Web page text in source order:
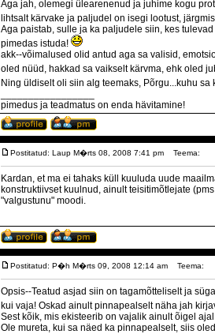
Aga jah, olemegi ülearenenud ja juhime kogu
lihtsalt kärvake ja paljudel on isegi lootust,
Aga paistab, sulle ja ka paljudele siin, kes
pimedas istuda!
akk--võimalused olid antud aga sa valisid,
oled nüüd, hakkad sa vaikselt kärvma, ehk oled
Ning üldiselt oli siin alg teemaks, Põrgu...kuhu sa
pimedus ja teadmatus on enda hävitamine!
Postitatud: Laup M�rts 08, 2008 7:41 pm Teema:
Kardan, et ma ei tahaks küll kuuluda uude
konstruktiivset kuulnud, ainult teisitimõtlejate
"valgustunu" moodi.
Postitatud: P�h M�rts 09, 2008 12:14 am Teema:
Opsis--Teatud asjad siin on tagamõtteliselt ja
kui vaja! Oskad ainult pinnapealselt näha jah
Sest kõik, mis ekisteerib on vajalik ainult õigel
Ole mureta, kui sa näed ka pinnapealselt, siis